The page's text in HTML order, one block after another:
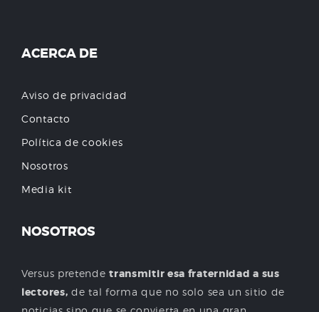
ACERCA DE
Aviso de privacidad
Contacto
Política de cookies
Nosotros
Media kit
NOSOTROS
Versus pretendetransmitir esa fraternidad a sus
lectores, de tal forma que no solo sea un sitio de